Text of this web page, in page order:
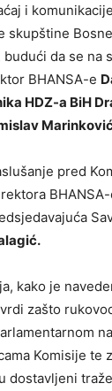
i
skupštine
da se na
BHANSA-e
HDZ-a BiH
pred
kako je
zašto
Komisije te
dostavljeni